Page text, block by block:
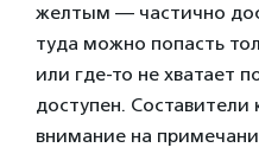
желтым — частично
туда можно попасть
или где-то не хватает
доступен.
внимание на